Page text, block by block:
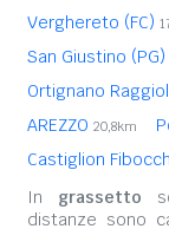
Verghereto (FC)
San Giustino (PG)
Ortignano
AREZZO 20,8km
Castiglion
In grassetto
distanze sono